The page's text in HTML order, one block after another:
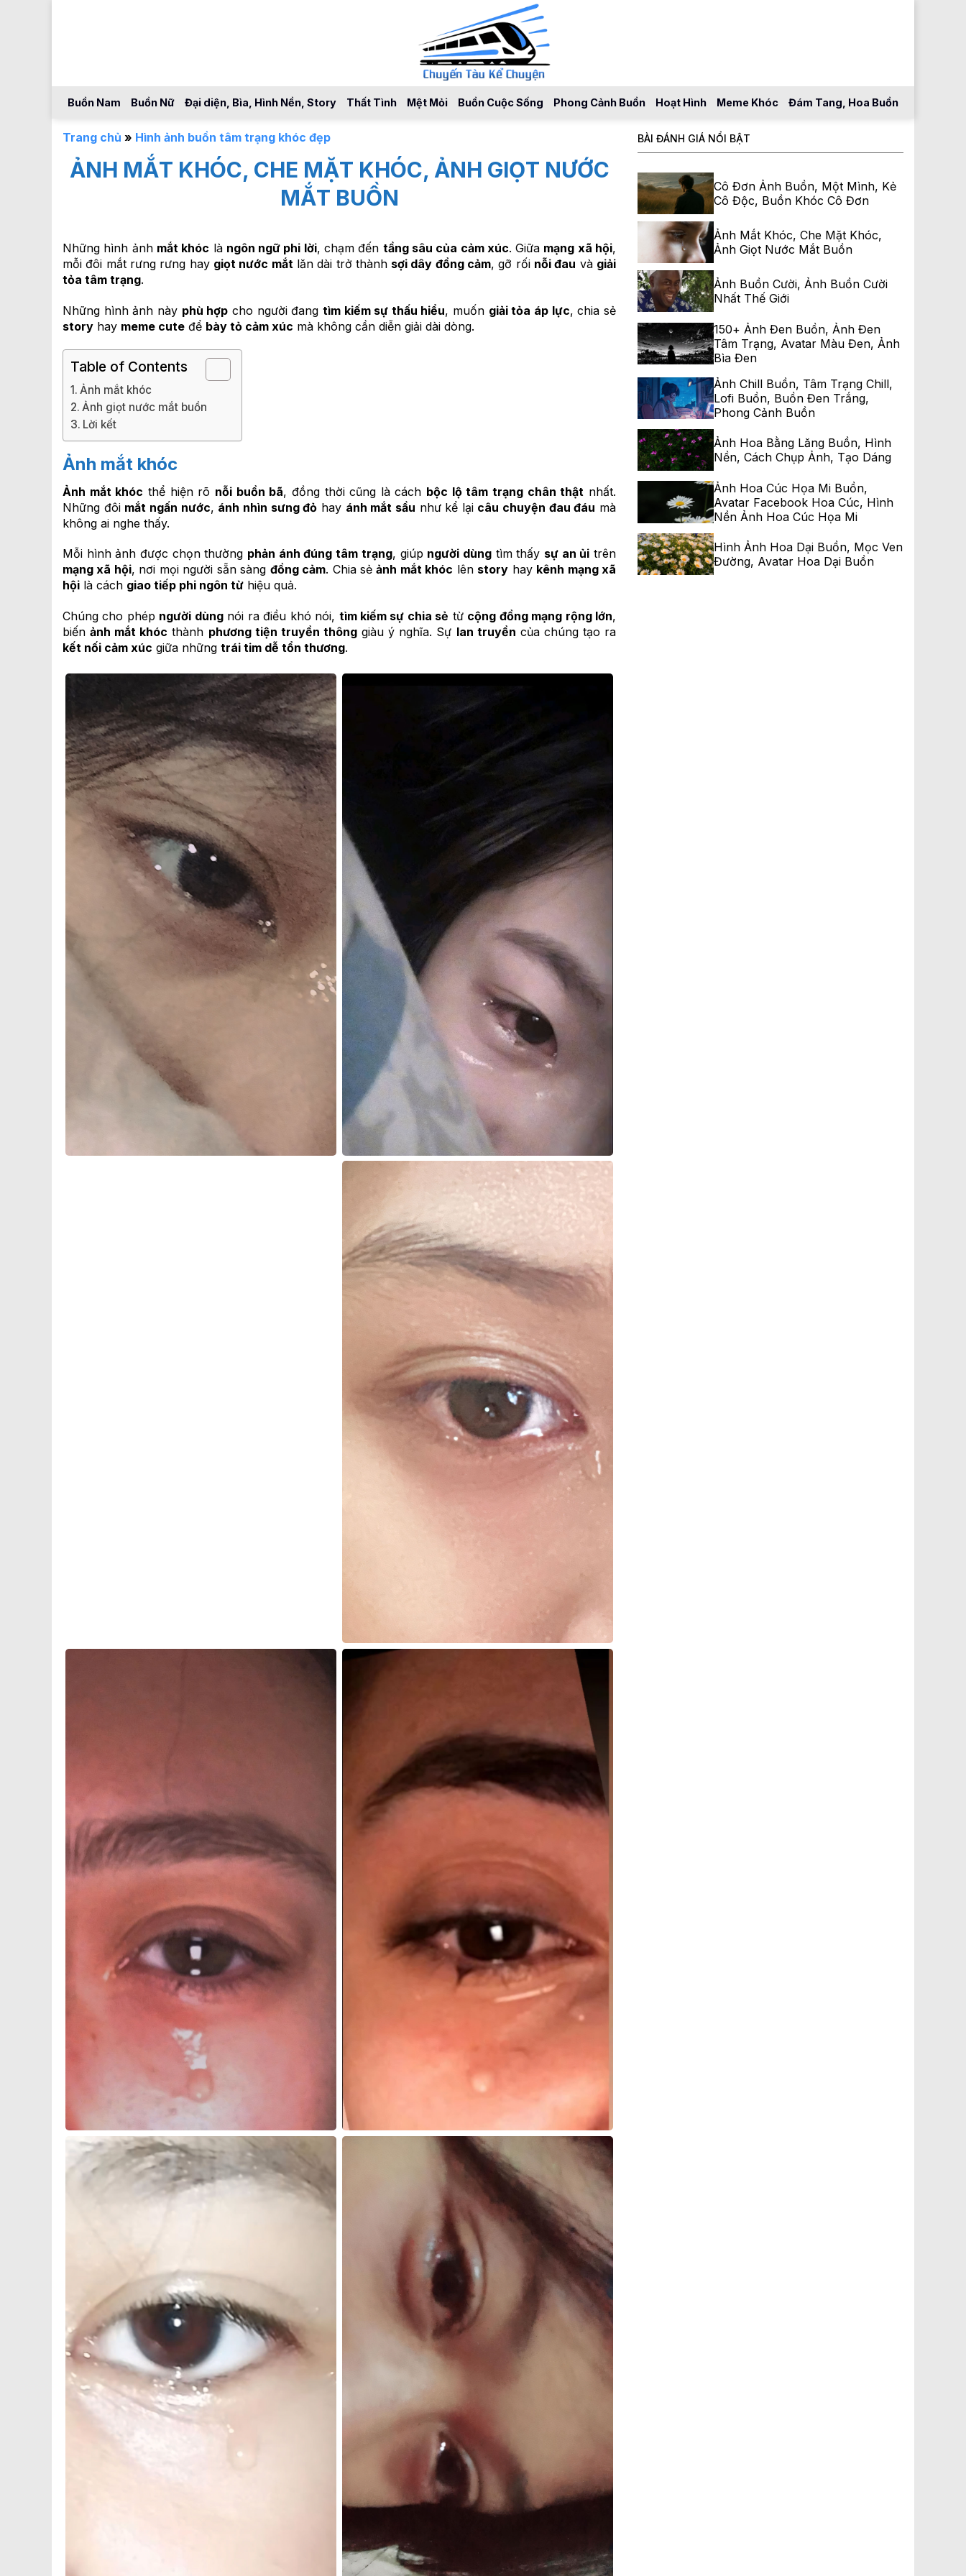
Buồn Nam Buồn Nữ Đại diện, Bìa, Hình Nền, Story Thất Tình Mệt Mỏi Buồn Cuộc Sống Phong Cảnh Buồn Hoạt Hình Meme Khóc Đám Tang, Hoa Buồn
Trang chủ » Hình ảnh buồn tâm trạng khóc đẹp
ẢNH MẮT KHÓC, CHE MẶT KHÓC, ẢNH GIỌT NƯỚC
MẮT BUỒN
Những hình ảnh mắt khóc là ngôn ngữ phi lời, chạm đến tầng sâu của cảm xúc. Giữa mạng xã hội,
mỗi đôi mắt rưng rưng hay giọt nước mắtlăn dài trở thành sợi dây đồng cảm, gỡ rối nỗi đau và giải
tỏa tâm trạng.
Những hình ảnh này phù hợp cho người đang tìm kiếm sự thấu hiểu, muốn giải tỏa áp lực, chia sẻ
story hay meme cute để bày tỏ cảm xúc mà không cần diễn giải dài dòng.
Table of Contents
Ảnh mắt khóc
Ảnh giọt nước mắt buồn
Lời kết
Ảnh mắt khóc
Ảnh mắt khóc thể hiện rõ nỗi buồn bã, đồng thời cũng là cách bộc lộ tâm trạng chân thật nhất.
Những đôi mắt ngấn nước, ánh nhìn sưng đỏ hay ánh mắt sầu như kể lại câu chuyện đau đáu mà
không ai nghe thấy.
Mỗi hình ảnh được chọn thường phản ánh đúng tâm trạng, giúp người dùngtìm thấy sự an ủi trên
mạng xã hội, nơi mọi người sẵn sàng đồng cảm. Chia sẻảnh mắt khóc lên story hay kênh mạng xã
hội là cách giao tiếp phi ngôn từ hiệu quả.
Chúng cho phép người dùngnói ra điều khó nói, tìm kiếm sự chia sẻ từ cộng đồng mạng rộng lớn,
biếnảnh mắt khóc thành phương tiện truyền thônggiàu ý nghĩa. Sự lan truyền của chúng tạo ra
kết nối cảm xúc giữa những trái tim dễ tổn thương.
BÀI ĐÁNH GIÁ NỔI BẬT
Cô Đơn Ảnh Buồn, Một Mình, Kẻ
Cô Độc, Buồn Khóc Cô Đơn
Ảnh Mắt Khóc, Che Mặt Khóc,
Ảnh Giọt Nước Mắt Buồn
Ảnh Buồn Cười, Ảnh Buồn Cười
Nhất Thế Giới
150+ Ảnh Đen Buồn, Ảnh Đen
Tâm Trạng, Avatar Màu Đen, Ảnh
Bìa Đen
Ảnh Chill Buồn, Tâm Trạng Chill,
Lofi Buồn, Buồn Đen Trắng,
Phong Cảnh Buồn
Ảnh Hoa Bằng Lăng Buồn, Hình
Nền, Cách Chụp Ảnh, Tạo Dáng
Ảnh Hoa Cúc Họa Mi Buồn,
Avatar Facebook Hoa Cúc, Hình
Nền Ảnh Hoa Cúc Họa Mi
Hình Ảnh Hoa Dại Buồn, Mọc Ven
Đường, Avatar Hoa Dại Buồn